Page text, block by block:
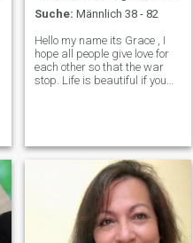
Suche: Männlich 38 - 82
Hello my name its Grace , I
hope all people give love for
each other so that the war
stop. Life is beautiful if you
you grow old together.